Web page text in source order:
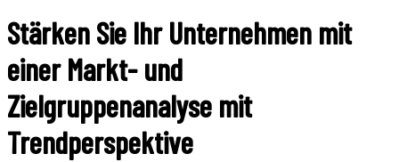
Stärken Sie Ihr Unternehmen mit
einer Markt- und
Zielgruppenanalyse mit
Trendperspektive